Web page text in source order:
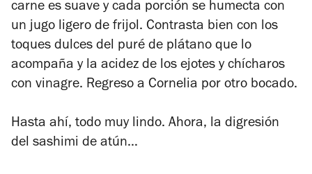
carne es suave y cada porción se humecta con
un jugo ligero de frijol. Contrasta bien con los
toques dulces del puré de plátano que lo
acompaña y la acidez de los ejotes y chícharos
con vinagre. Regreso a Cornelia por otro bocado.
Hasta ahí, todo muy lindo. Ahora, la digresión
del sashimi de atún…